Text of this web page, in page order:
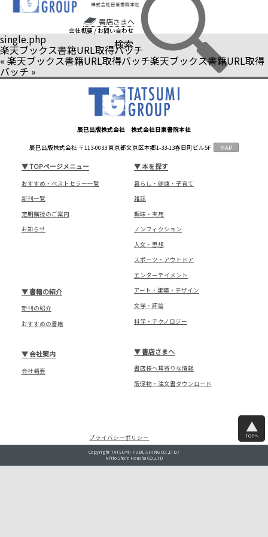
書店さまへ
会社概要 / お問い合わせ
検索
single.php
楽天ブックス書籍URL取得バッチ
« 楽天ブックス書籍URL取得バッチ楽天ブックス書籍URL取得
バッチ »
辰巳出版株式会社 株式会社日東書院本社
辰巳出版株式会社 〒113-0033 東京都文京区本郷1-33-13春日町ビル5F MAP
▼TOPページメニュー
おすすめ・ベストセラー一覧
新刊一覧
定期購読のご案内
お知らせ
▼本を探す
暮らし・健康・子育て
雑誌
趣味・実用
ノンフィクション
人文・思想
スポーツ・アウトドア
エンターテイメント
アート・建築・デザイン
文学・評論
科学・テクノロジー
▼書籍の紹介
新刊の紹介
おすすめの書籍
▼書店さまへ
書店様へ耳寄りな情報
販促物・注文書ダウンロード
▼会社案内
会社概要
プライバシーポリシー TOPへ
Copyright TATSUMI PUBLISHING CO.,LTD./
Nitto Shoin Honsha CO.,LTD